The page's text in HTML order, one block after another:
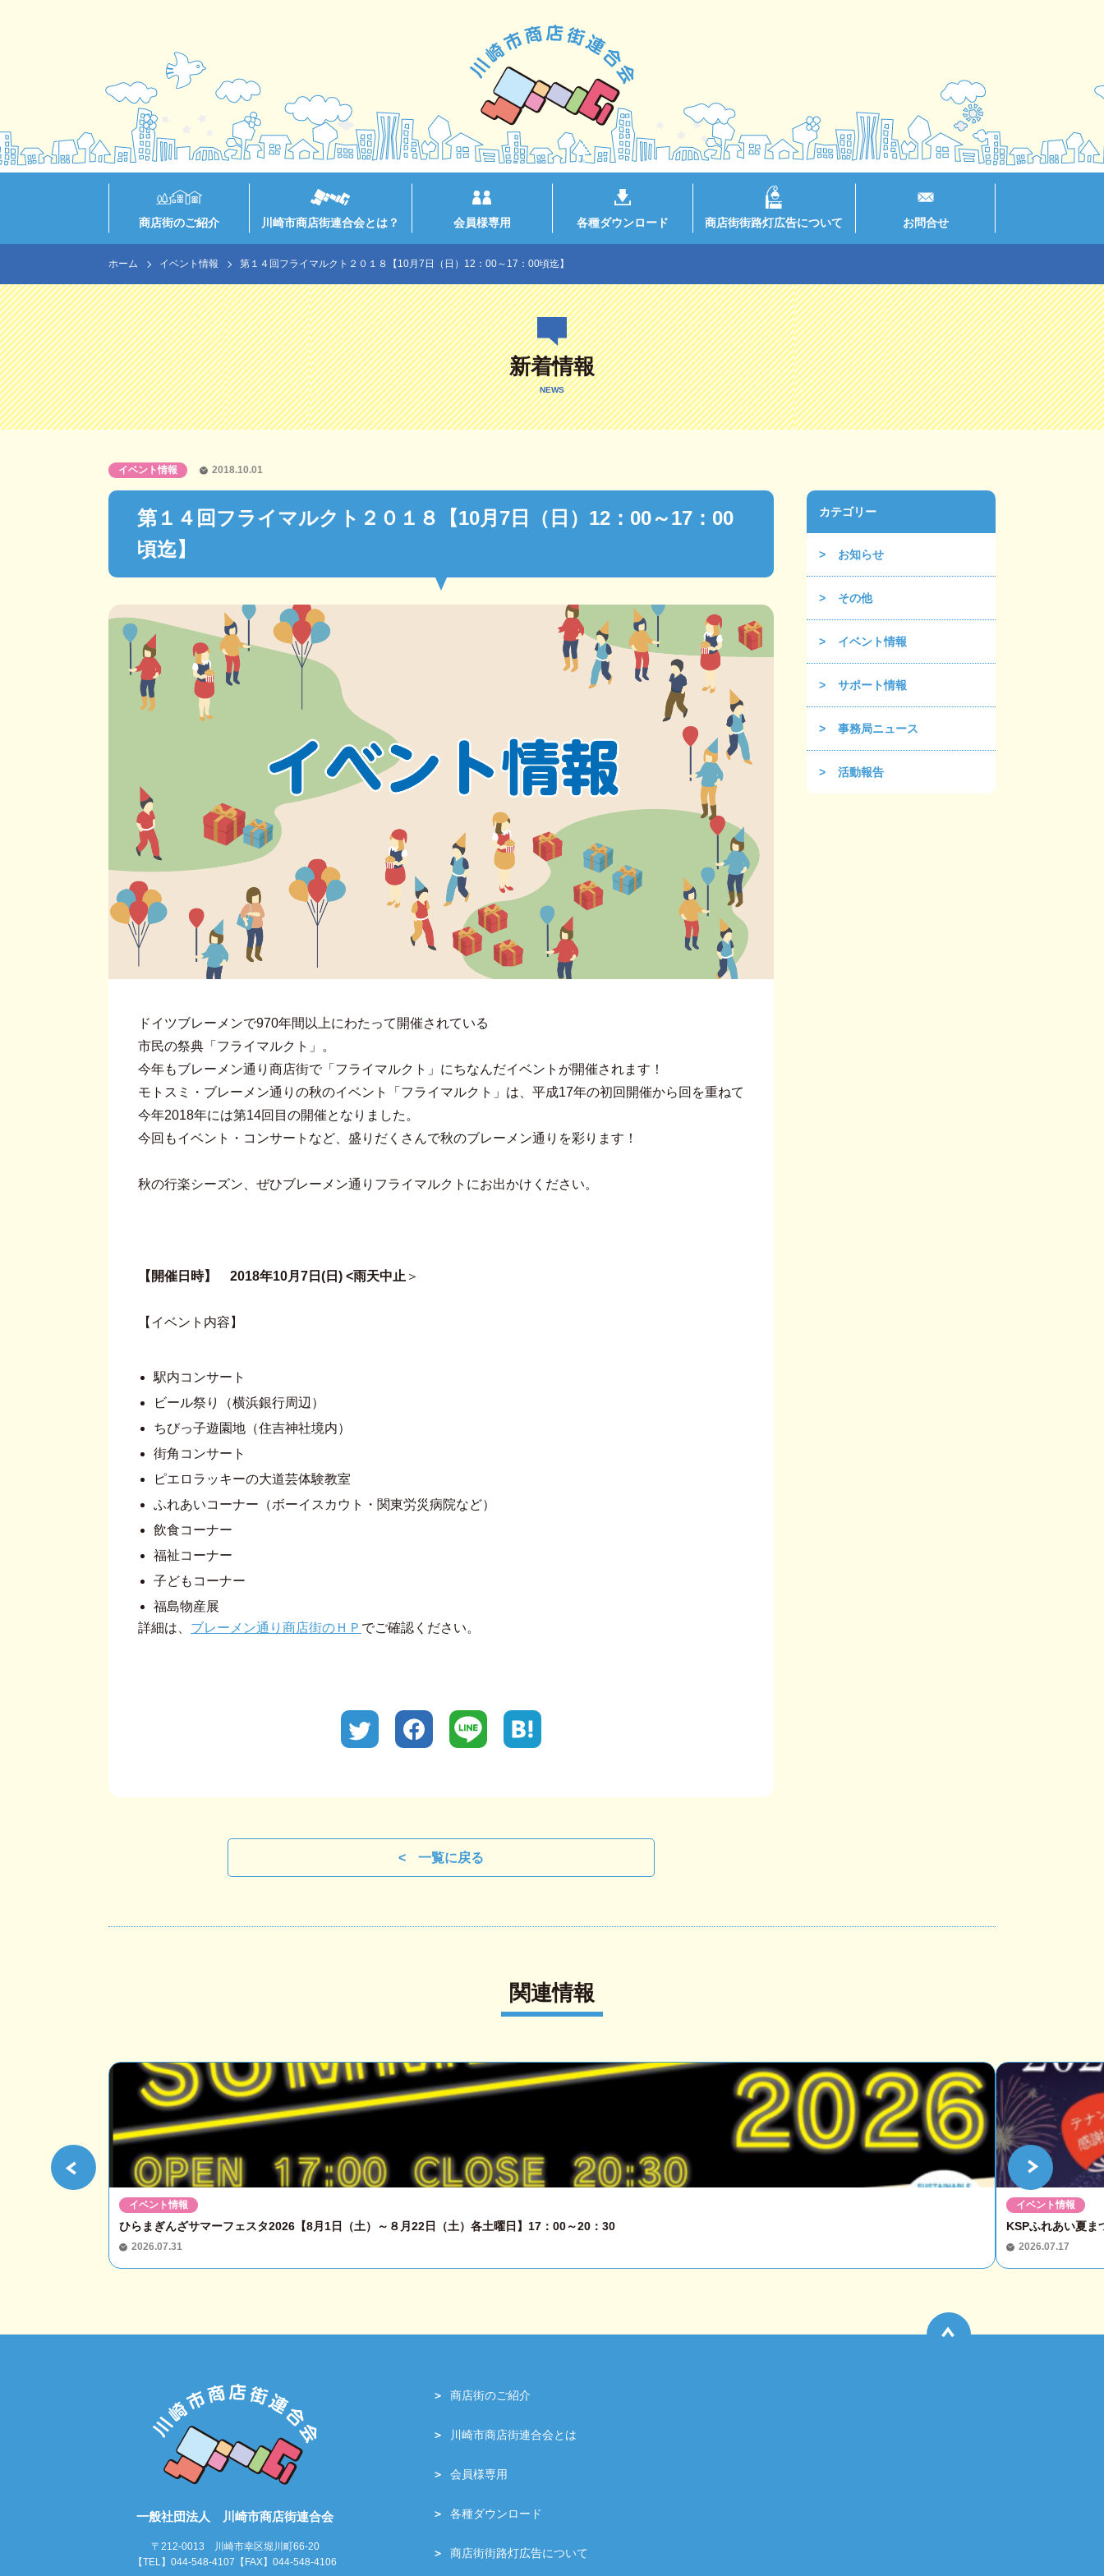
商店街のご紹介 川崎市商店街連合会とは？ 会員様専用 各種ダウンロード 商店街街路灯広告について お問合せ
ホーム イベント情報 第１４回フライマルクト２０１８【10月7日（日）12：00～17：00頃迄】
新着情報
NEWS
第１４回フライマルクト２０１８【10月7日（日）12：00～17：00
頃迄】
イベント情報 2018.10.01
ドイツブレーメンで970年間以上にわたって開催されている
市民の祭典「フライマルクト」。
今年もブレーメン通り商店街で「フライマルクト」にちなんだイベントが開催されます！
モトスミ・ブレーメン通りの秋のイベント「フライマルクト」は、平成17年の初回開催から回を重ねて
今年2018年には第14回目の開催となりました。
今回もイベント・コンサートなど、盛りだくさんで秋のブレーメン通りを彩ります！
秋の行楽シーズン、ぜひブレーメン通りフライマルクトにお出かけください。
【開催日時】 2018年10月7日(日) <雨天中止 ＞
【イベント内容】
駅内コンサート
ビール祭り（横浜銀行周辺）
ちびっ子遊園地（住吉神社境内）
街角コンサート
ピエロラッキーの大道芸体験教室
ふれあいコーナー（ボーイスカウト・関東労災病院など）
飲食コーナー
福祉コーナー
子どもコーナー
福島物産展
詳細は、 ブレーメン通り商店街のＨＰ でご確認ください。
一覧に戻る
カテゴリー
お知らせ
その他
イベント情報
サポート情報
事務局ニュース
活動報告
関連情報
ひらまぎんざサマーフェスタ2026【8月1日（土）～８月22日（土）各土曜日】17：00～20：30
2026.07.31
イベント情報
KSPふれあい夏
2026.07.17
イベント情報
一般社団法人 川崎市商店街連合会
〒212-0013 川崎市幸区堀川町66-20
【TEL】044-548-4107【FAX】044-548-4106
商店街のご紹介
川崎市商店街連合会とは
会員様専用
各種ダウンロード
商店街街路灯広告について